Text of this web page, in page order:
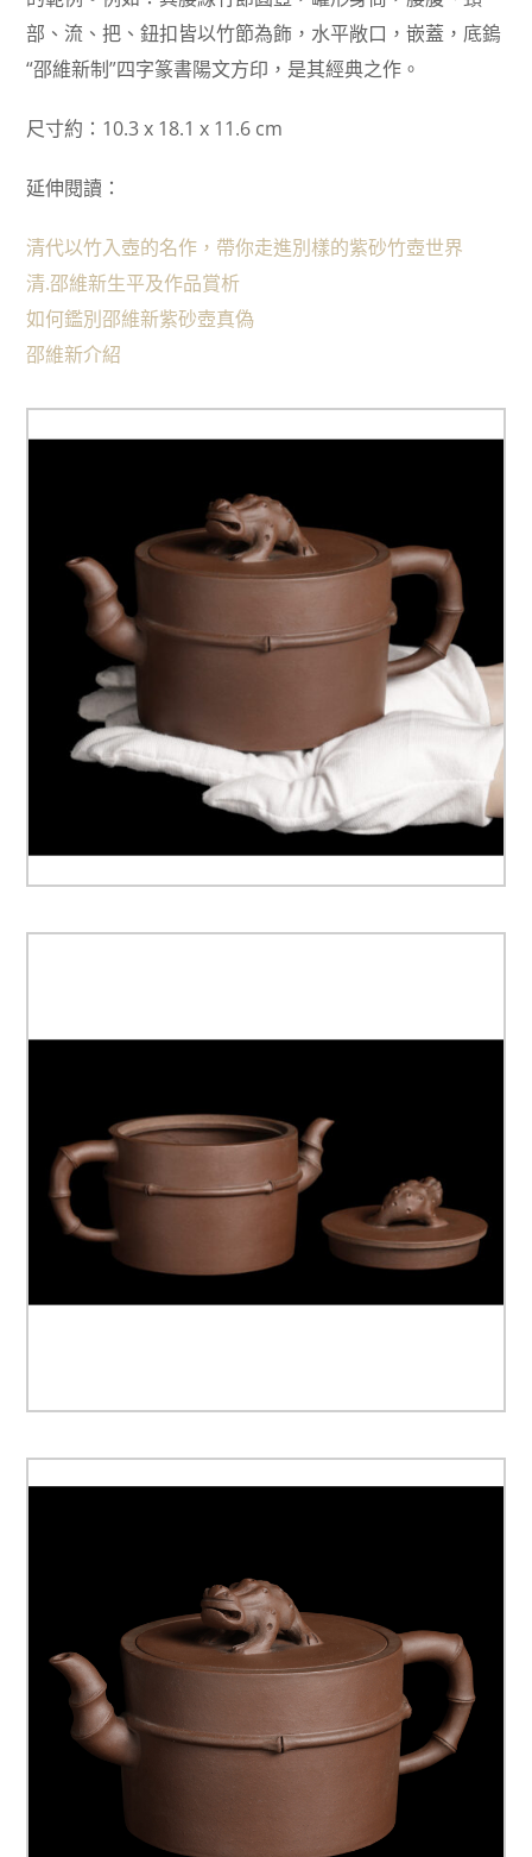
部、流、把、鈕扣皆以竹節為飾，水平敞口，嵌蓋，底鎢
“邵維新制”四字篆書陽文方印，是其經典之作。
尺寸約：10.3 x 18.1 x 11.6 cm
延伸閱讀：
清代以竹入壺的名作，帶你走進別樣的紫砂竹壺世界
清.邵維新生平及作品賞析
如何鑑別邵維新紫砂壺真偽
邵維新介紹